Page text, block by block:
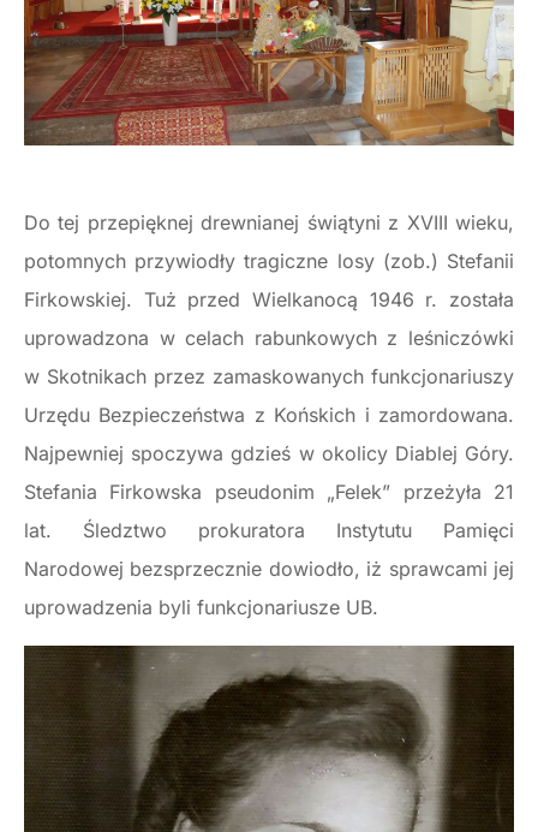
Do tej przepięknej drewnianej świątyni z XVIII wieku,
potomnych przywiodły tragiczne losy (zob.) Stefanii
Firkowskiej. Tuż przed Wielkanocą 1946 r. została
uprowadzona w celach rabunkowych z leśniczówki
w Skotnikach przez zamaskowanych funkcjonariuszy
Urzędu Bezpieczeństwa z Końskich i zamordowana.
Najpewniej spoczywa gdzieś w okolicy Diablej Góry.
Stefania Firkowska pseudonim „Felek” przeżyła 21
lat. Śledztwo prokuratora Instytutu Pamięci
Narodowej bezsprzecznie dowiodło, iż sprawcami jej
uprowadzenia byli funkcjonariusze UB.